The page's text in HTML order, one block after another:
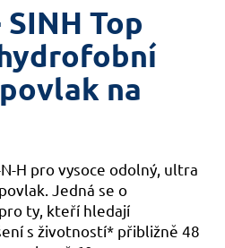
Top
na
H pro vysoce odolný, ultra
Jedná se o
ty, kteří hledají
s životností* přibližně 48